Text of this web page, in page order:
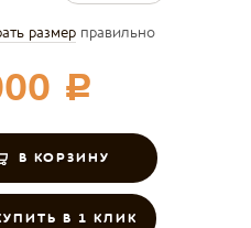
размер правильно
c
В 1 КЛИК